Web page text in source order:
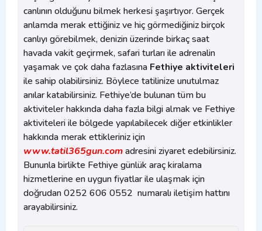
canlının olduğunu bilmek herkesi şaşırtıyor. Gerçek
anlamda merak ettiğiniz ve hiç görmediğiniz birçok
canlıyı görebilmek, denizin üzerinde birkaç saat
havada vakit geçirmek, safari turları ile adrenalin
yaşamak ve çok daha fazlasına Fethiye aktiviteleri
ile sahip olabilirsiniz. Böylece tatilinize unutulmaz
anılar katabilirsiniz. Fethiye’de bulunan tüm bu
aktiviteler hakkında daha fazla bilgi almak ve Fethiye
aktiviteleri ile bölgede yapılabilecek diğer etkinlikler
hakkında merak ettikleriniz için
www.tatil365gun.comadresini ziyaret edebilirsiniz.
Bununla birlikte Fethiye günlük araç kiralama
hizmetlerine en uygun fiyatlar ile ulaşmak için
doğrudan 0252 606 0552 numaralı iletişim hattını
arayabilirsiniz.